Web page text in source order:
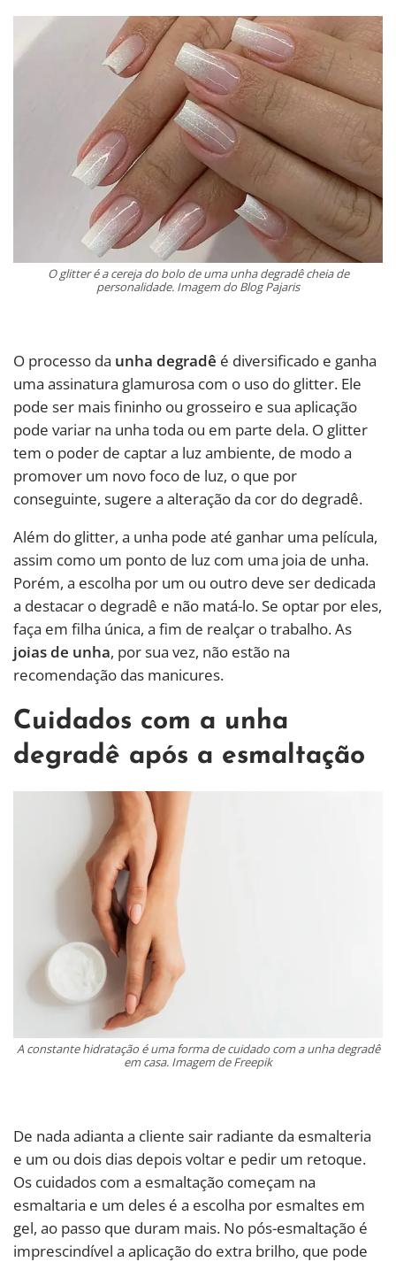
O glitter é a cereja do bolo de uma unha degradê cheia de
personalidade. Imagem do Blog Pajaris
O processo da unha degradê é diversificado e ganha
uma assinatura glamurosa com o uso do glitter. Ele
pode ser mais fininho ou grosseiro e sua aplicação
pode variar na unha toda ou em parte dela. O glitter
tem o poder de captar a luz ambiente, de modo a
promover um novo foco de luz, o que por
conseguinte, sugere a alteração da cor do degradê.
Além do glitter, a unha pode até ganhar uma película,
assim como um ponto de luz com uma joia de unha.
Porém, a escolha por um ou outro deve ser dedicada
a destacar o degradê e não matá-lo. Se optar por eles,
faça em filha única, a fim de realçar o trabalho. As
joias de unha, por sua vez, não estão na
recomendação das manicures.
Cuidados com a unha
degradê após a esmaltação
A constante hidratação é uma forma de cuidado com a unha degradê
em casa. Imagem de Freepik
De nada adianta a cliente sair radiante da esmalteria
e um ou dois dias depois voltar e pedir um retoque.
Os cuidados com a esmaltação começam na
esmaltaria e um deles é a escolha por esmaltes em
gel, ao passo que duram mais. No pós-esmaltação é
imprescindível a aplicação do extra brilho, que pode